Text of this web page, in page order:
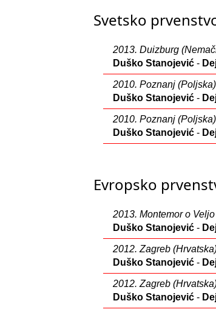
Svetsko
2013. Duizburg
Duško Stanojević -
2010. Poznanj (Poljska)
Duško Stanojević -
2010. Poznanj (Poljska)
Duško Stanojević -
Evropsko
2013. Montemor o
Duško Stanojević -
2012. Zagreb
Duško Stanojević -
2012. Zagreb
Duško Stanojević -